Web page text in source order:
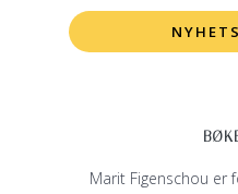
Marit Figenschou er